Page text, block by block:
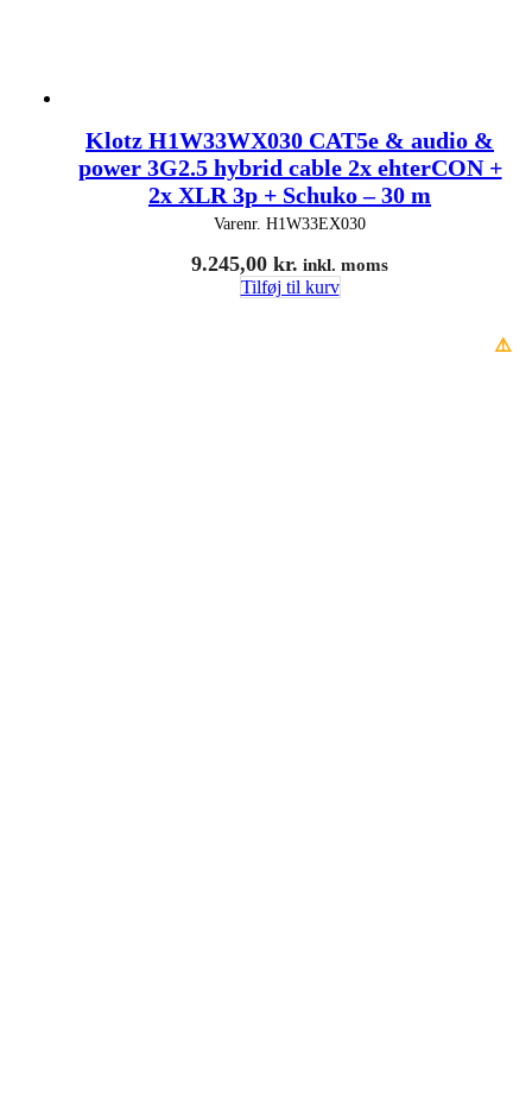
Klotz H1W33WX030 CAT5e & audio &
power 3G2.5 hybrid cable 2x ehterCON +
2x XLR 3p + Schuko – 30 m
Varenr. H1W33EX030
9.245,00 kr. inkl. moms
Tilføj til kurv
⚠️